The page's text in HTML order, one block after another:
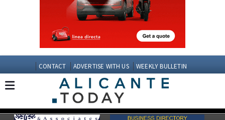
CONTACT ADVERTISE WITH US WEEKLY BULLETIN